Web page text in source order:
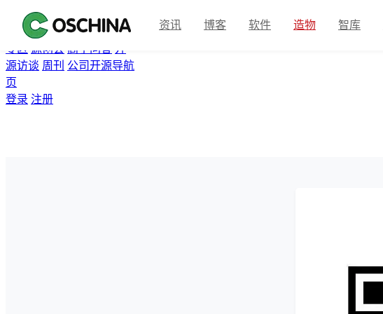
首页 开源软件
翻译 资讯 Gitee 众包 活动
专区 源创会 高手问答 开
源访谈 周刊 公司开源导航
页
登录 注册
资讯 博客 软件 造物 智库